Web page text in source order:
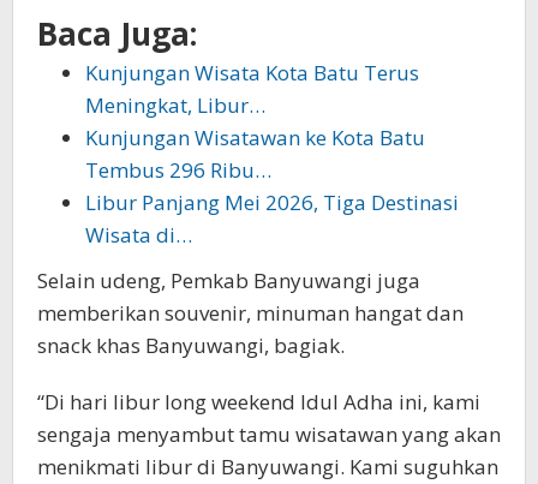
Baca Juga:
Kunjungan Wisata Kota Batu Terus
Meningkat, Libur…
Kunjungan Wisatawan ke Kota Batu
Tembus 296 Ribu…
Libur Panjang Mei 2026, Tiga Destinasi
Wisata di…
Selain udeng, Pemkab Banyuwangi juga
memberikan souvenir, minuman hangat dan
snack khas Banyuwangi, bagiak.
“Di hari libur long weekend Idul Adha ini, kami
sengaja menyambut tamu wisatawan yang akan
menikmati libur di Banyuwangi. Kami suguhkan